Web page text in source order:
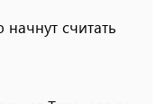
считать